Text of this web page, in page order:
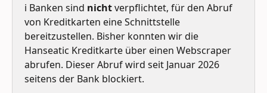
ℹ️ Banken sind nicht verpflichtet, für den Abruf
von Kreditkarten eine Schnittstelle
bereitzustellen. Bisher konnten wir die
Hanseatic Kreditkarte über einen Webscraper
abrufen. Dieser Abruf wird seit Januar 2026
seitens der Bank blockiert.